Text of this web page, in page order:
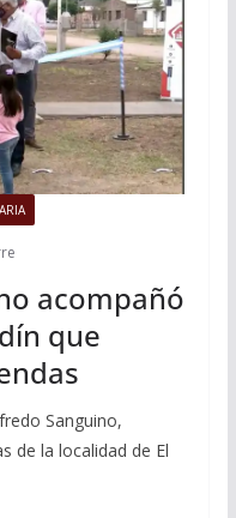
acompañó
que
Sanguino,
de la localidad de El